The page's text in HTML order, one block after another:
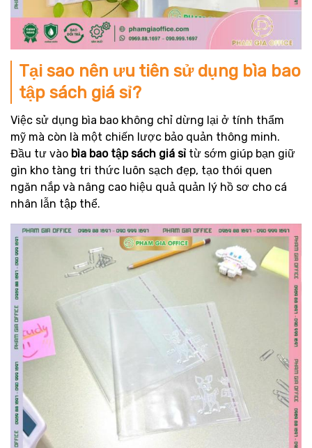
Tại sao nên ưu tiên sử dụng bìa bao
tập sách giá sỉ?
Việc sử dụng bìa bao không chỉ dừng lại ở tính thẩm
mỹ mà còn là một chiến lược bảo quản thông minh.
Đầu tư vào bìa bao tập sách giá sỉ từ sớm giúp bạn giữ
gìn kho tàng tri thức luôn sạch đẹp, tạo thói quen
ngăn nắp và nâng cao hiệu quả quản lý hồ sơ cho cá
nhân lẫn tập thể.